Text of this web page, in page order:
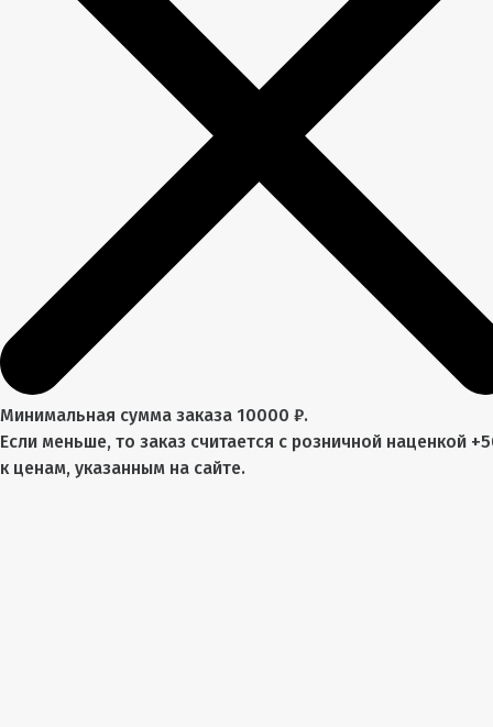
Минимальная сумма заказа 10000 ₽.
Если меньше, то заказ считается с розничной наценкой
к ценам, указанным на сайте.